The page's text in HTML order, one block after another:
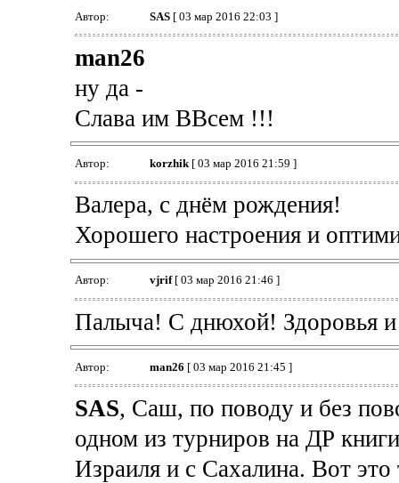
Автор: SAS[ 03 мар 2016 22:03 ]
man26
ну да -
Слава им ВВсем !!!
Автор: korzhik[ 03 мар 2016 21:59 ]
Валера, с днём рождения!
Хорошего настроения и
Автор: vjrif[ 03 мар 2016 21:46 ]
Палыча! С днюхой! Здоровья и
Автор: man26 [ 03 мар 2016 21:45 ]
SAS, Саш, по поводу и без
одном из турниров на ДР
Израиля и с Сахалина. Вот